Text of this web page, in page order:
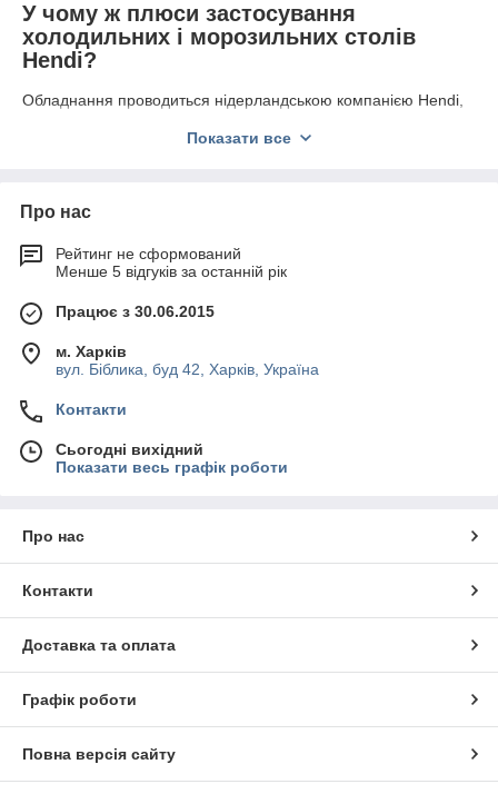
У чому ж плюси застосування
холодильних і морозильних столів
Hendi?
Обладнання проводиться нідерландською компанією Hendi,
фірма випускає якісну техніку для професійних кухонь і є
жирів нержавіюча сталь.
розсувними дверима. Техніка підтримує функції
автоматичного випаровування конденсату і розморожування.
Завдяки наявності регульованих по висоті ніжок-опор можна
встановити стіл на будь-якому типі статевого покриття.
Головні переваги моделей полягають в наступному:
автоматичне регулювання температури;
велика місткість;
підвищена потужність холодильного агрегату;
невелика витрата електроенергії;
Магазин «
повідомлення на електронну поштову адресу.
Показати все
Про нас
Рейтинг не сформований
Менше 5 відгуків за останній рік
Працює з 30.06.2015
м. Харків
вул. Біблика, буд 42, Харків, Україна
Контакти
Сьогодні вихідний
Показати весь графік роботи
Про нас
Контакти
Доставка та оплата
Графік роботи
Повна версія сайту